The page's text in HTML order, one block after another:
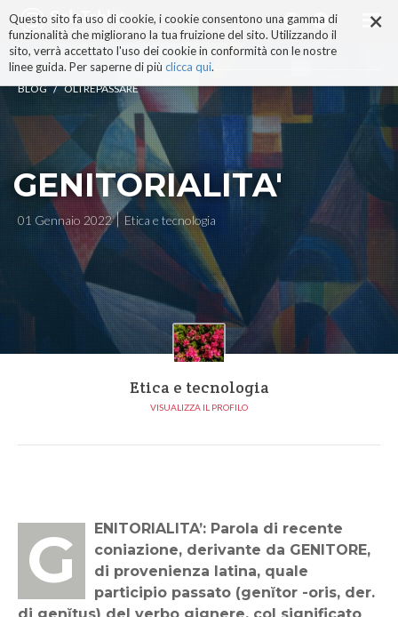
×
Questo sito fa uso di cookie, i cookie consentono una gamma di
funzionalità che migliorano la tua fruizione del sito. Utilizzando il
sito, verrà accettato l'uso dei cookie in conformità con le nostre
linee guida. Per saperne di più clicca qui.
ai
contenuti.
|
alla
navigazione
BLOG / OLTREPASSARE
GENITORIALITA'
01 Gennaio 2022 Etica e tecnologia
Etica e tecnologia
VISUALIZZA IL PROFILO
GENITORIALITA’: Parola di recente
coniazione, derivante da GENITORE,
di provenienza latina, quale
participio passato (genĭtor -oris, der.